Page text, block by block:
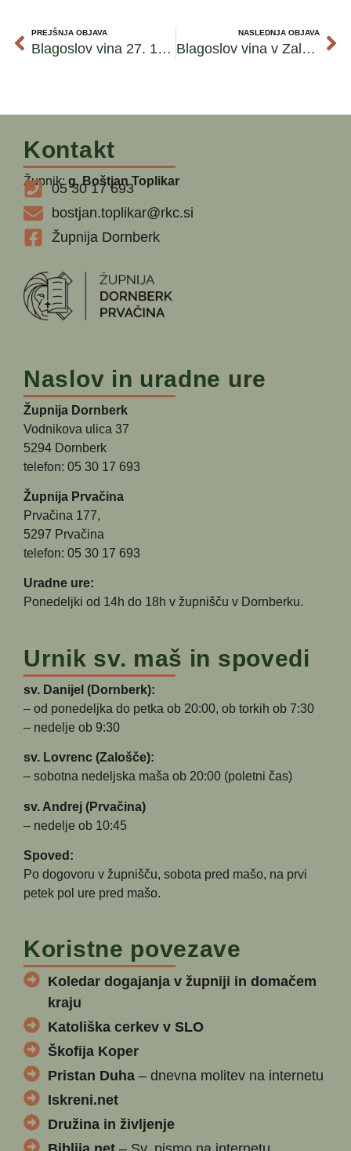
PREJŠNJA OBJAVA
Blagoslov vina 27. 12. 2024
NASLEDNJA OBJAVA
Blagoslov vina v Zaloščah – fotografije
Kontakt
Župnik:g. Boštjan Toplikar
05 30 17 693
bostjan.toplikar@rkc.si
Župnija Dornberk
Naslov in uradne ure
Župnija Dornberk
Vodnikova ulica 37
5294 Dornberk
telefon: 05 30 17 693
Župnija Prvačina
Prvačina 177,
5297 Prvačina
telefon: 05 30 17 693
Uradne ure:
Ponedeljki od 14h do 18h v župnišču v Dornberku.
Urnik sv. maš in spovedi
sv. Danijel (Dornberk):
– od ponedeljka do petka ob 20:00, ob torkih ob 7:30
– nedelje ob 9:30
sv. Lovrenc (Zalošče):
– sobotna nedeljska maša ob 20:00 (poletni čas)
sv. Andrej (Prvačina)
– nedelje ob 10:45
Spoved:
Po dogovoru v župnišču, sobota pred mašo, na prvi
petek pol ure pred mašo.
Koristne povezave
Koledar dogajanja v župniji in domačem
kraju
Katoliška cerkev v SLO
Škofija Koper
Pristan Duha – dnevna molitev na internetu
Iskreni.net
Družina in življenje